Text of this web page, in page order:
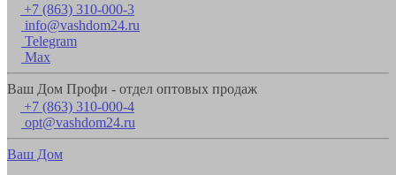
+7 (863) 310-000-3
info@vashdom24.ru
Telegram
Max
Ваш Дом Профи - отдел оптовых продаж
+7 (863) 310-000-4
opt@vashdom24.ru
Ваш Дом